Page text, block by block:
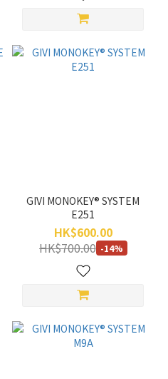
GIVI MONOKEY® SYSTEM
E251
HK$600.00
HK$700.00 -14%